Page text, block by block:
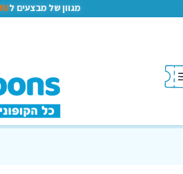
מגוון של מבצעים לTEMU-טמו